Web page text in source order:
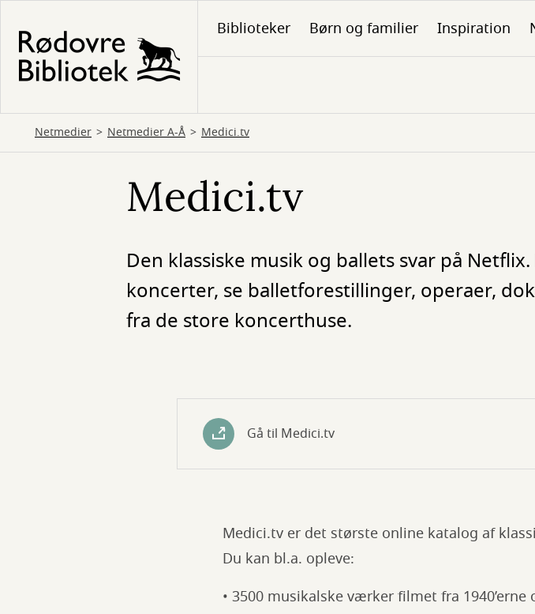
hovedindhold
Biblioteker Børn og familier Inspiration
Netmedier Netmedier A-Å Medici.tv
Medici.tv
Den klassiske musik og ballets svar på
koncerter, se balletforestillinger, operaer,
fra de store koncerthuse.
Gå til Medici.tv
Medici.tv er det største online katalog af
Du kan bl.a. opleve:
• 3500 musikalske værker filmet fra